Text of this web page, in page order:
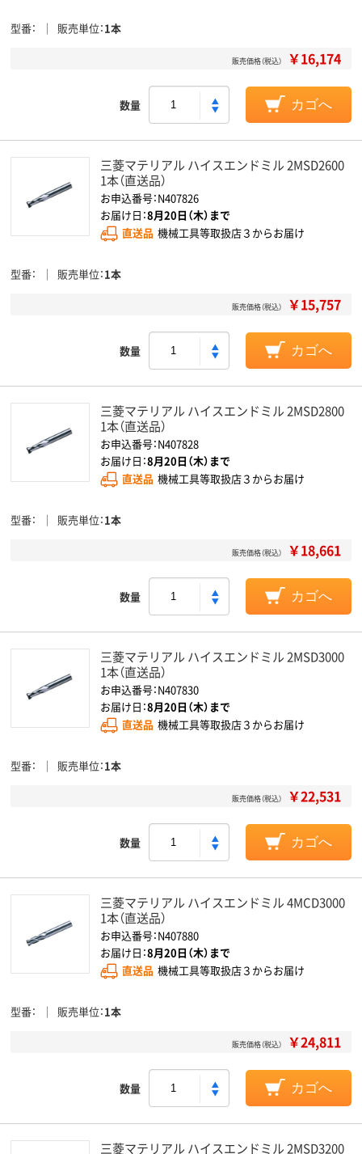
型番 販売単位 1本
販売価格（税込） ￥16,174
数量 カゴへ
三菱マテリアル ハイスエンドミル 2MSD2600
1本（直送品）
お申込番号：N407826
お届け日：8月20日（木）まで
直送品 機械工具等取扱店３からお届け
型番 販売単位 1本
販売価格（税込） ￥15,757
数量 カゴへ
三菱マテリアル ハイスエンドミル 2MSD2800
1本（直送品）
お申込番号：N407828
お届け日：8月20日（木）まで
直送品 機械工具等取扱店３からお届け
型番 販売単位 1本
販売価格（税込） ￥18,661
数量 カゴへ
三菱マテリアル ハイスエンドミル 2MSD3000
1本（直送品）
お申込番号：N407830
お届け日：8月20日（木）まで
直送品 機械工具等取扱店３からお届け
型番 販売単位 1本
販売価格（税込） ￥22,531
数量 カゴへ
三菱マテリアル ハイスエンドミル 4MCD3000
1本（直送品）
お申込番号：N407880
お届け日：8月20日（木）まで
直送品 機械工具等取扱店３からお届け
型番 販売単位 1本
販売価格（税込） ￥24,811
数量 カゴへ
三菱マテリアル ハイスエンドミル 2MSD3200